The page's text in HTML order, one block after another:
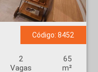
Código: 8452
2
Vagas
65
m²